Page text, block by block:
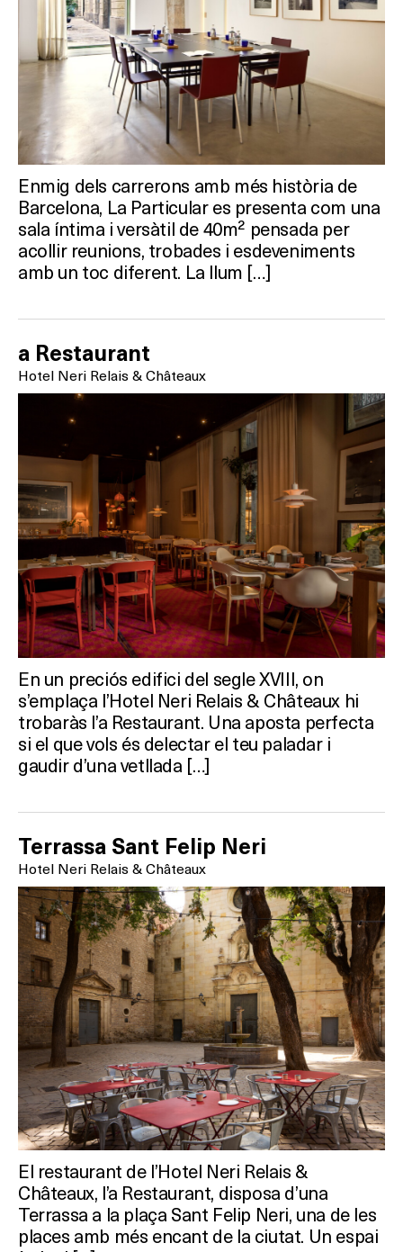
HOTELS
TERRASSES
BARS
SPAS
RESTAURANTS
SALES
Activitats
On?
Enmig dels carrerons amb més història de
Barcelona, La Particular es presenta com una
sala íntima i versàtil de 40m² pensada per
acollir reunions, trobades i esdeveniments
amb un toc diferent. La llum […]
a Restaurant
Hotel Neri Relais & Châteaux
En un preciós edifici del segle XVIII, on
s’emplaça l’Hotel Neri Relais & Châteaux hi
trobaràs l’a Restaurant. Una aposta perfecta
si el que vols és delectar el teu paladar i
gaudir d’una vetllada […]
Terrassa Sant Felip Neri
Hotel Neri Relais & Châteaux
El restaurant de l’Hotel Neri Relais &
Châteaux, l’a Restaurant, disposa d’una
Terrassa a la plaça Sant Felip Neri, una de les
places amb més encant de la ciutat. Un espai